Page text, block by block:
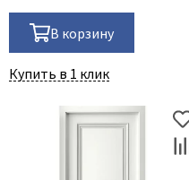
В корзину
Купить в 1 клик